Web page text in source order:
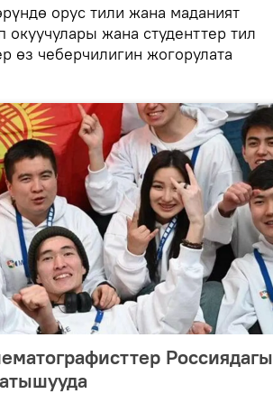
орус тили жана маданият
жана студенттер тил
өз чеберчилигин жогорулата
Россиядагы